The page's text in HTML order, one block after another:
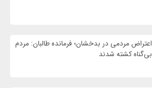
اعتراض مردمی در بدخشان؛ فرمانده طالبان: مردم
بی‌گناه کشته شدند